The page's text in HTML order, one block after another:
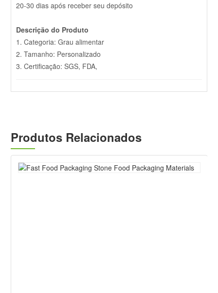
20-30 dias após receber seu depósito
Descrição do Produto
1. Categoria: Grau alimentar
2. Tamanho: Personalizado
3. Certificação: SGS, FDA,
Produtos Relacionados